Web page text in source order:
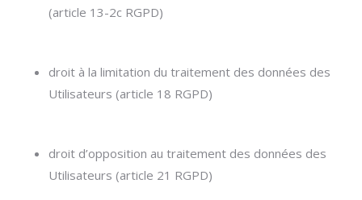
(article 13-2c RGPD)
droit à la limitation du traitement des données des
Utilisateurs (article 18 RGPD)
droit d’opposition au traitement des données des
Utilisateurs (article 21 RGPD)